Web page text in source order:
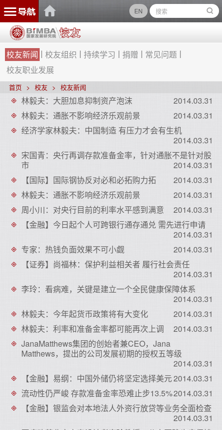
EN
校友新闻 校友组织 持续学习 捐赠
常见问题
校友职业发展
首页 校友 校友新闻
林毅夫：大胆加息抑制资产泡沫
2014.03.31
林毅夫：通胀不影响经济乐观前景
2014.03.31
经济学家林毅夫：中国制造 有压力才会有生机
2014.03.31
宋国青：央行再调存款准备金率，针对通胀不是针对股
市
2014.03.31
【国际】国际钢协反对必和必拓购力拓
2014.03.31
林毅夫：通胀不影响经济乐观前景
2014.03.31
周小川：对央行目前的利率水平感到满意
2014.03.31
【金融】今日起个人可跨银行通存通兑 需先进行申请
2014.03.31
专家：热钱负面效果不可小觑
2014.03.31
【证券】尚福林：保护利益相关者 履行社会责任
2014.03.31
李玲：看病难，关键是建立一个全民健康保障体系
2014.03.31
林毅夫：今年起货币政策将有大变化
2014.03.31
林毅夫：利率和准备金率都可能再次上调
2014.03.31
JanaMatthews集团的创始者兼CEO，Jana
Matthews，提出的公司发展初期的授权五等级
2014.03.31
【金融】易纲：中国外储仍将坚定选择美元2014.03.31
流动性仍严峻 存款准备金率恐难止步13.5%2014.03.31
【金融】银监会对本地法人外资行放贷等业务全面检查
2014.03.31